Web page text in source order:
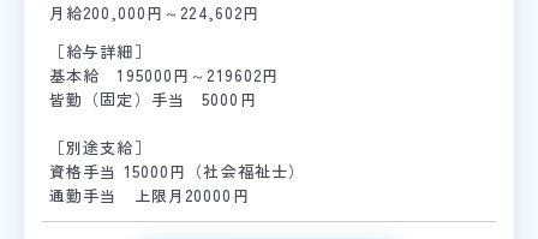
月給200,000円～224,602円
［給与詳細］
基本給 195000円～219602円
皆勤（固定）手当 5000円
［別途支給］
資格手当 15000円（社会福祉士）
通勤手当 上限月20000円